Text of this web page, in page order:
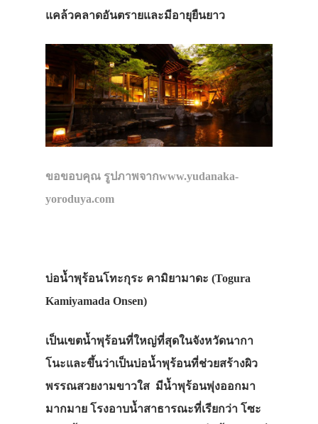
แคล้วคลาดอันตรายและมีอายุยืนยาว
ขอขอบคุณ รูปภาพจากwww.yudanaka-
yoroduya.com
บ่อน้ำพุร้อนโทะกุระ คามิยามาดะ (Togura
Kamiyamada Onsen)
เป็นเขตน้ำพุร้อนที่ใหญ่ที่สุดในจังหวัดนากา
โนะและขึ้นว่าเป็นบ่อน้ำพุร้อนที่ช่วยสร้างผิว
พรรณสวยงามขาวใส มีน้ำพุร้อนพุ่งออกมา
มากมาย โรงอาบน้ำสาธารณะที่เรียกว่า โซะ